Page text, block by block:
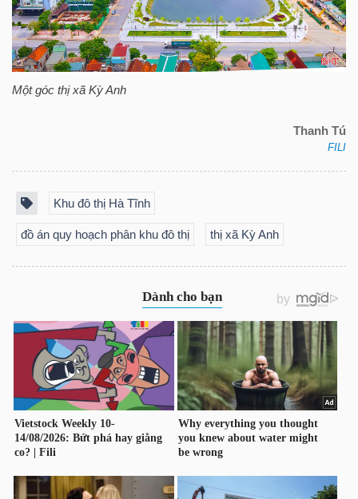
Một góc thị xã Kỳ Anh
Thanh Tú
FILI
Khu đô thị Hà Tĩnh
đồ án quy hoạch phân khu đô thị thị xã Kỳ Anh
NĂNG
LƯỢNG
VẬT
LIỆU
NGHIỆP
DÙNG
KHÔNG
THIẾT